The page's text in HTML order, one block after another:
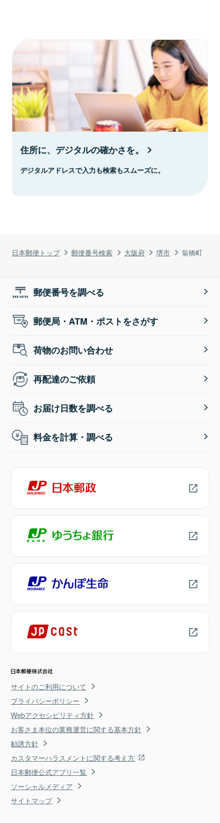
日本郵便トップ 郵便番号検索 大阪府 堺市 翁橋町
住所に、デジタルの確かさを。
デジタルアドレスで入力も検索もスムーズに。
郵便番号を調べる
郵便局・ATM・ポストをさがす
荷物のお問い合わせ
再配達のご依頼
お届け日数を調べる
料金を計算・調べる
サイトのご利用について
プライバシーポリシー
Webアクセシビリティ方針
お客さま本位の業務運営に関する基本方針
勧誘方針
カスタマーハラスメントに関する考え方
日本郵便公式アプリ一覧
ソーシャルメディア
サイトマップ